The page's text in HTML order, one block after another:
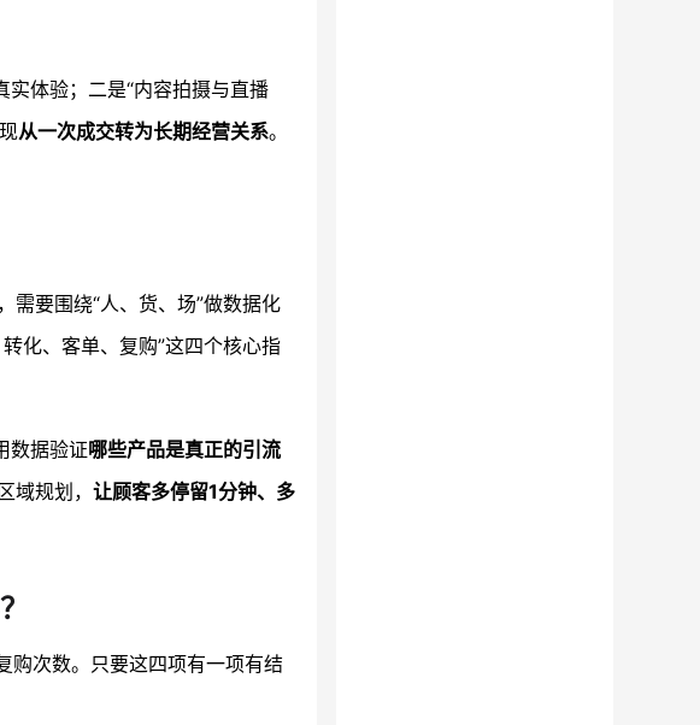
实体验；二是“内容拍摄与直播
从一次成交转为长期经营关系。
需要围绕“人、货、场”做数据化
化、客单、复购”这四个核心指
数据验证哪些产品是真正的引流
规划， 让顾客多停留1分钟、多
次数。只要这四项有一项有结